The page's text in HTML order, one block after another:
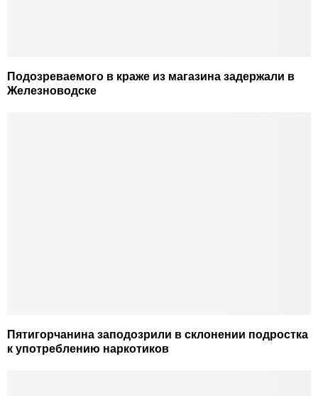
Подозреваемого в краже из магазина задержали в
Железноводске
Пятигорчанина заподозрили в склонении подростка
к употреблению наркотиков